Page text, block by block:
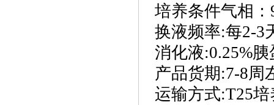
培养条件气相：
换液频率:每2-3
消化液:0.25%
产品货期 :7-8周
运输方式:T25